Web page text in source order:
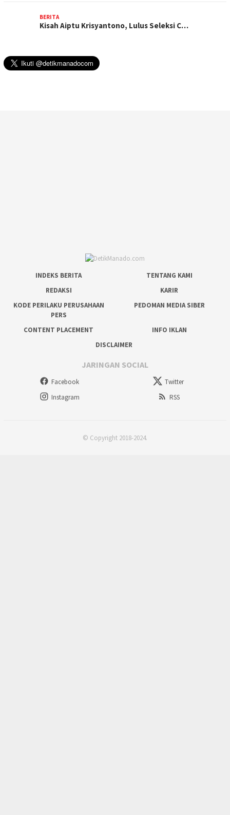
BERITA
Kisah Aiptu Krisyantono, Lulus Seleksi C…
INDEKS BERITA
TENTANG KAMI
REDAKSI
KARIR
KODE PERILAKU PERUSAHAAN
PERS
PEDOMAN MEDIA SIBER
CONTENT PLACEMENT
INFO IKLAN
DISCLAIMER
JARINGAN SOCIAL
Facebook
Twitter
Instagram
RSS
© Copyright 2018-2024.